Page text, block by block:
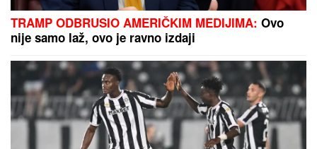
TRAMP ODBRUSIO AMERIČKIM MEDIJIMA: Ovo
nije samo laž, ovo je ravno izdaji